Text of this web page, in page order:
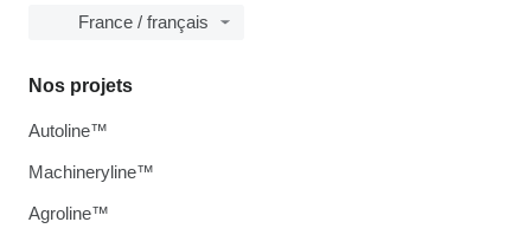
France / français
Nos projets
Autoline™
Machineryline™
Agroline™